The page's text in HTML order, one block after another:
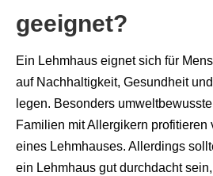
geeignet?
Ein Lehmhaus eignet sich für
auf Nachhaltigkeit, Gesundheit
legen. Besonders
Familien mit Allergikern profitieren
eines Lehmhauses. Allerdings
ein Lehmhaus gut durchdacht